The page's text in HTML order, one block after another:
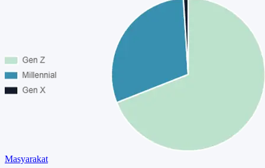
Masyarakat